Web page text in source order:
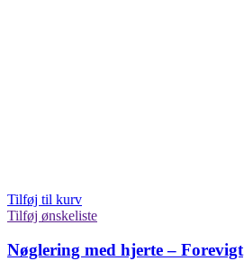
Tilføj til kurv
Tilføj ønskeliste
Nøglering med hjerte – Forevigt